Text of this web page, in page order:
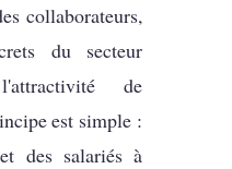
collaborateurs,
du secteur
de
est simple :
des salariés à